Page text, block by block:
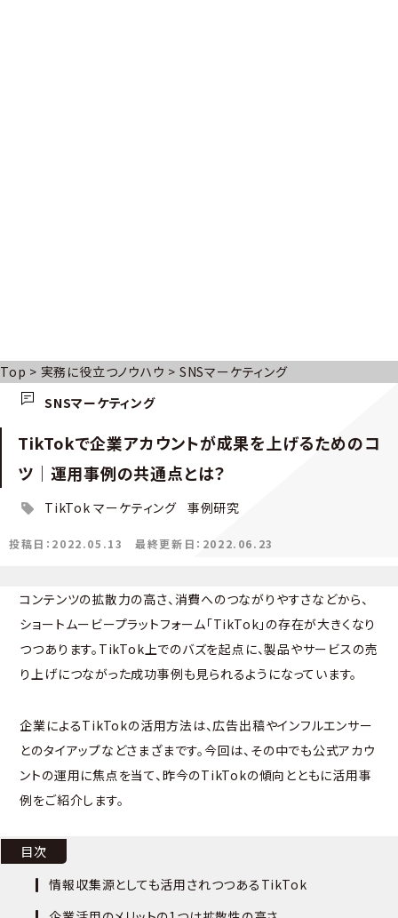
Top > 実務に役立つノウハウ > SNSマーケティング
SNSマーケティング
TikTokで企業アカウントが成果を上げるためのコ
ツ｜運用事例の共通点とは？
TikTok マーケティング 事例研究
投稿日：2022.05.13 最終更新日：2022.06.23
コンテンツの拡散力の高さ、消費へのつながりやすさなどから、
ショートムービープラットフォーム「TikTok」の存在が大きくなり
つつあります。TikTok上でのバズを起点に、製品やサービスの売
り上げにつながった成功事例も見られるようになっています。
企業によるTikTokの活用方法は、広告出稿やインフルエンサー
とのタイアップなどさまざまです。今回は、その中でも公式アカウ
ントの運用に焦点を当て、昨今のTikTokの傾向とともに活用事
例をご紹介します。
目次
情報収集源としても活用されつつあるTikTok